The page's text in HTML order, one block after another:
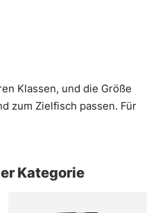
Klassen, und die Größe
zum Zielfisch passen. Für
eine 1000er bis 2000er
bis 3000er Größe die
Kategorie